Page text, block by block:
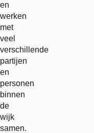
en
werken
met
veel
verschillende
partijen
en
personen
binnen
de
wijk
samen.